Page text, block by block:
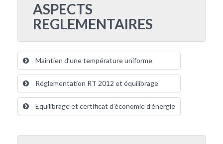
ASPECTS
REGLEMENTAIRES
Maintien d’une température uniforme
Réglementation RT 2012 et équilibrage
Equilibrage et certificat d’économie d’énergie